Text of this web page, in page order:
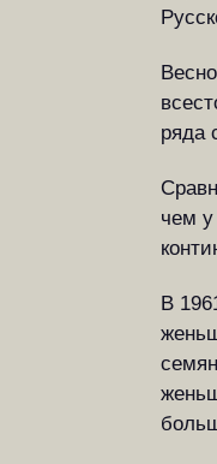
ряда
чем
В